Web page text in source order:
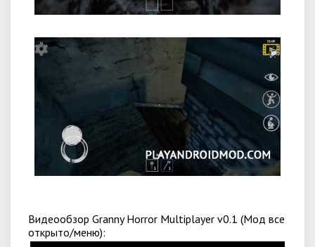
Видеообзор Granny Horror Multiplayer v0.1 (Мод все
открыто/меню):